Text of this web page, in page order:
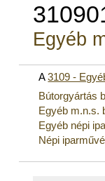
Egyéb
A3109 -
Bútorgyártás
Egyéb m.n.s.
Egyéb népi
Népi